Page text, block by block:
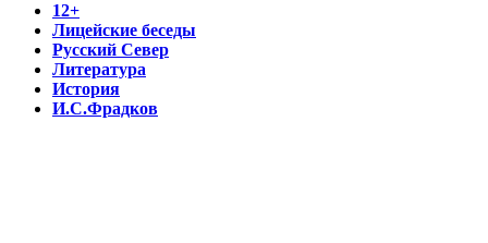
12+
Лицейские беседы
Русский Север
Литература
История
И.С.Фрадков